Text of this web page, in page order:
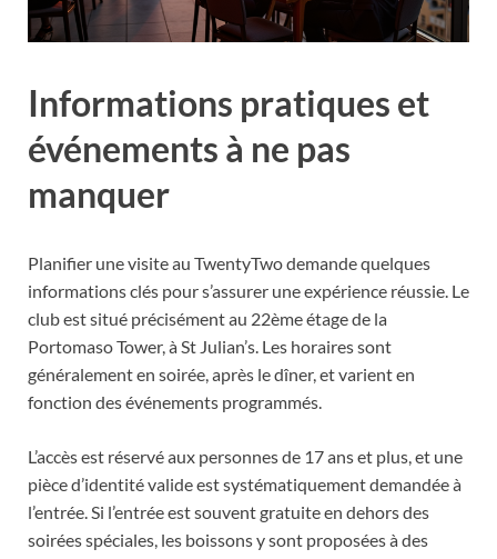
Informations pratiques et
événements à ne pas
manquer
Planifier une visite au TwentyTwo demande quelques
informations clés pour s’assurer une expérience réussie. Le
club est situé précisément au 22ème étage de la
Portomaso Tower, à St Julian’s. Les horaires sont
généralement en soirée, après le dîner, et varient en
fonction des événements programmés.
L’accès est réservé aux personnes de 17 ans et plus, et une
pièce d’identité valide est systématiquement demandée à
l’entrée. Si l’entrée est souvent gratuite en dehors des
soirées spéciales, les boissons y sont proposées à des